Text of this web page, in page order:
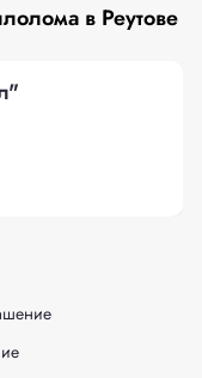
в Реутове